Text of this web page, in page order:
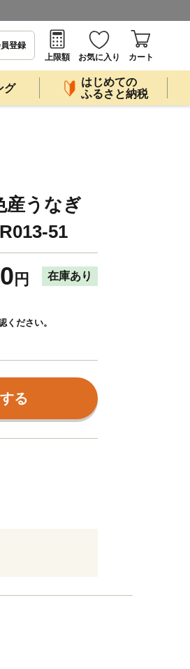
登録
上限額
お気に入り カート
グ
はじめての
ふるさと納税
産うなぎ
51
円 在庫あり
ください。
る